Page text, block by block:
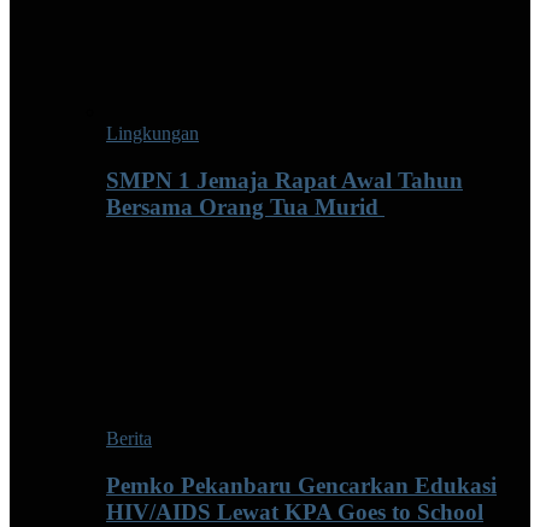
Lingkungan
SMPN 1 Jemaja Rapat Awal Tahun
Bersama Orang Tua Murid ‎
Berita
Pemko Pekanbaru Gencarkan Edukasi
HIV/AIDS Lewat KPA Goes to School